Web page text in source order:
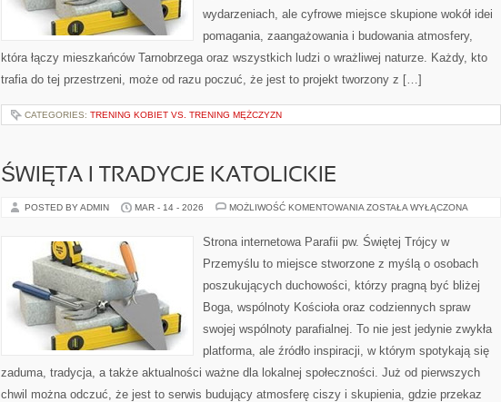
wydarzeniach, ale cyfrowe miejsce skupione wokół idei
pomagania, zaangażowania i budowania atmosfery,
która łączy mieszkańców Tarnobrzega oraz wszystkich ludzi o wrażliwej naturze. Każdy, kto
trafia do tej przestrzeni, może od razu poczuć, że jest to projekt tworzony z […]
CATEGORIES: TRENING KOBIET VS. TRENING MĘŻCZYZN
ŚWIĘTA I TRADYCJE KATOLICKIE
POSTED BY ADMIN MAR - 14 - 2026 MOŻLIWOŚĆ KOMENTOWANIA ŚWIĘTA
KATOLICKIE
ZOSTAŁA WYŁĄCZONA
Strona internetowa Parafii pw. Świętej Trójcy w
Przemyślu to miejsce stworzone z myślą o osobach
poszukujących duchowości, którzy pragną być bliżej
Boga, wspólnoty Kościoła oraz codziennych spraw
swojej wspólnoty parafialnej. To nie jest jedynie zwykła
platforma, ale źródło inspiracji, w którym spotykają się
zaduma, tradycja, a także aktualności ważne dla lokalnej społeczności. Już od pierwszych
chwil można odczuć, że jest to serwis budujący atmosferę ciszy i skupienia, gdzie przekaz